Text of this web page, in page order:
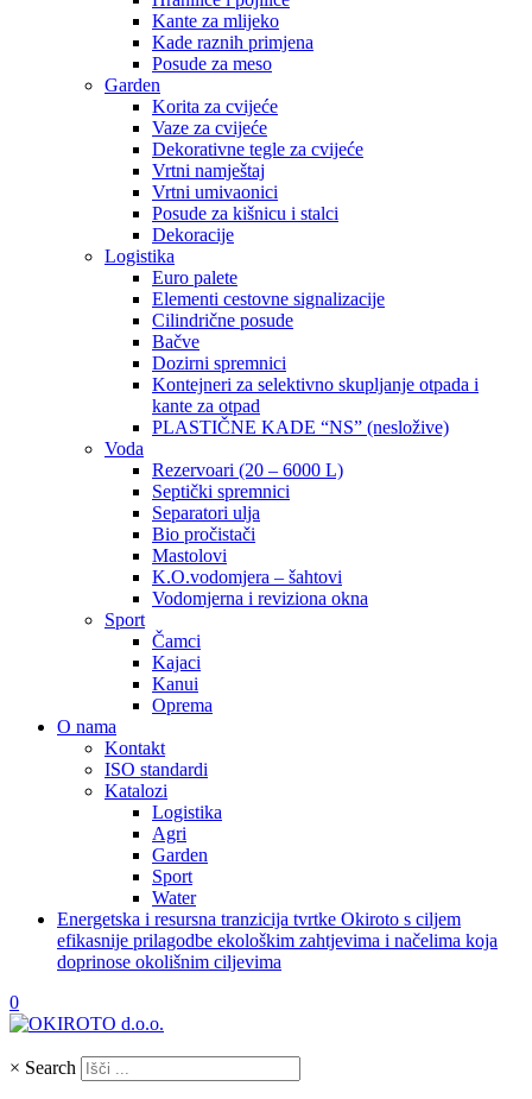
Kante za mlijeko
Kade raznih primjena
Posude za meso
Garden
Korita za cvijeće
Vaze za cvijeće
Dekorativne tegle za cvijeće
Vrtni namještaj
Vrtni umivaonici
Posude za kišnicu i stalci
Dekoracije
Logistika
Euro palete
Elementi cestovne signalizacije
Cilindrične posude
Bačve
Dozirni spremnici
Kontejneri za selektivno skupljanje otpada i
kante za otpad
PLASTIČNE KADE “NS” (nesložive)
Voda
Rezervoari (20 – 6000 L)
Septički spremnici
Separatori ulja
Bio pročistači
Mastolovi
K.O.vodomjera – šahtovi
Vodomjerna i reviziona okna
Sport
Čamci
Kajaci
Kanui
Oprema
O nama
Kontakt
ISO standardi
Katalozi
Logistika
Agri
Garden
Sport
Water
Energetska i resursna tranzicija tvrtke Okiroto s ciljem
efikasnije prilagodbe ekološkim zahtjevima i načelima koja
doprinose okolišnim ciljevima
0
× Search